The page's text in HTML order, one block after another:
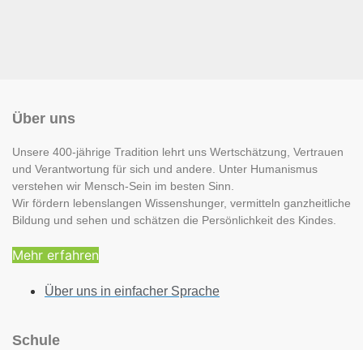
Über uns
Unsere 400-jährige Tradition lehrt uns Wertschätzung, Vertrauen
und Verantwortung für sich und andere. Unter Humanismus
verstehen wir Mensch-Sein im besten Sinn.
Wir fördern lebenslangen Wissenshunger, vermitteln ganzheitliche
Bildung und sehen und schätzen die Persönlichkeit des Kindes.
Mehr erfahren
Über uns in einfacher Sprache
Schule